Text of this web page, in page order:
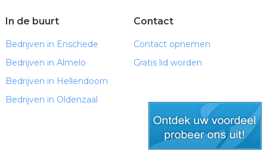
In de buurt
Bedrijven in Enschede
Bedrijven in Almelo
Bedrijven in Hellendoorn
Bedrijven in Oldenzaal
Contact
Contact opnemen
Gratis lid worden